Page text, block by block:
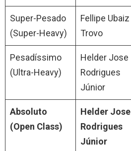
Super-Pesado
(Super-Heavy)
Fellipe Ubaiz
Trovo
Pesadíssimo
(Ultra-Heavy)
Helder Jose
Rodrigues
Júnior
Absoluto
(Open Class)
Helder Jose
Rodrigues
Júnior